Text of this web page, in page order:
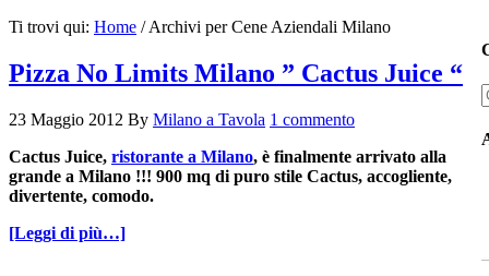
Ti trovi qui: Home /Archivi per Cene Aziendali Milano
Pizza No Limits Milano ” Cactus Juice “
23 Maggio 2012 By Milano a Tavola 1 commento
Cactus Juice, ristorante a Milano, è finalmente arrivato alla
grande a Milano !!! 900 mq di puro stile Cactus, accogliente,
divertente, comodo.
[Leggi di più…]